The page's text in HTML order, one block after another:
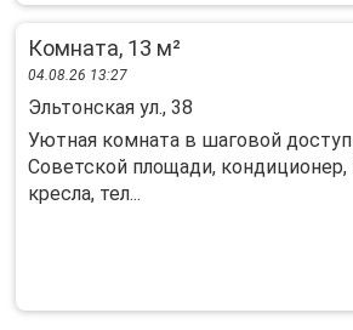
Комната, 13 м²
04.08.26 13:27
Эльтонская ул., 38
Уютная комната в шаговой
Советской площади,
кресла, тел...